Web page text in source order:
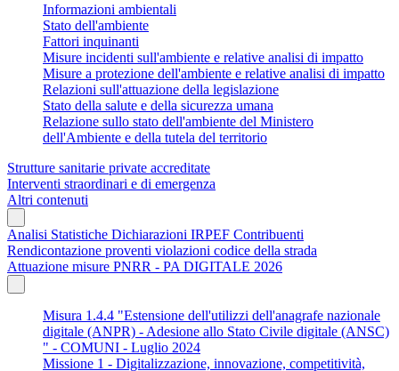
Informazioni ambientali
Stato dell'ambiente
Fattori inquinanti
Misure incidenti sull'ambiente e relative analisi di impatto
Misure a protezione dell'ambiente e relative analisi di impatto
Relazioni sull'attuazione della legislazione
Stato della salute e della sicurezza umana
Relazione sullo stato dell'ambiente del Ministero
dell'Ambiente e della tutela del territorio
Strutture sanitarie private accreditate
Interventi straordinari e di emergenza
Altri contenuti
Analisi Statistiche Dichiarazioni IRPEF Contribuenti
Rendicontazione proventi violazioni codice della strada
Attuazione misure PNRR - PA DIGITALE 2026
Misura 1.4.4 "Estensione dell'utilizzi dell'anagrafe nazionale
digitale (ANPR) - Adesione allo Stato Civile digitale (ANSC)
" - COMUNI - Luglio 2024
Missione 1 - Digitalizzazione, innovazione, competitività,